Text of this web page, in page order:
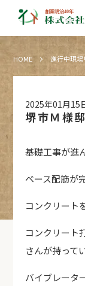
HOME 進行中現場
2025年01月15
堺市Ｍ様
基礎工事が進
ベース配筋が
コンクリート
コンクリート
さんが持って
バイブレータ